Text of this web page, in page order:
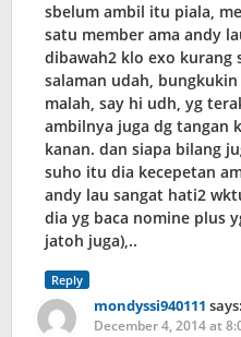
sbelum ambil itu piala,
satu member ama andy
dibawah2 klo exo kurang
salaman udah,
malah, say hi udh, yg
ambilnya juga dg tangan
kanan. dan siapa bilang
suho itu dia kecepetan
andy lau sangat hati2
dia yg baca nomine plus
jatoh juga),..
Reply
mondyssi940111 says:
December 4, 2014 at